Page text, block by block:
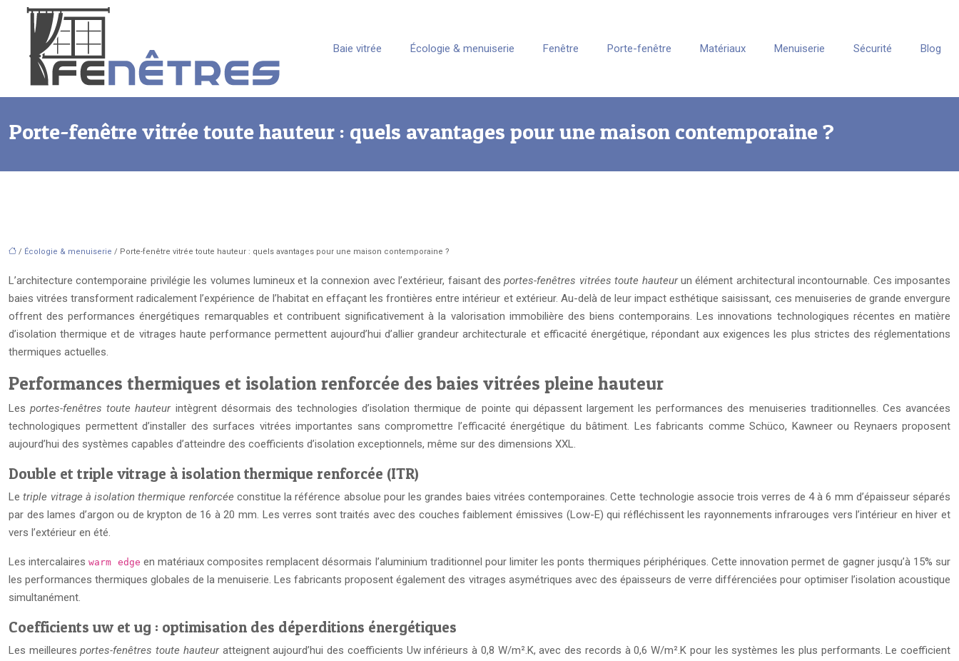
Baie vitrée Écologie & menuiserie Fenêtre Porte-fenêtre Matériaux Menuiserie Sécurité Blog
Porte-fenêtre vitrée toute hauteur : quels avantages pour une maison contemporaine ?
/ Écologie & menuiserie / Porte-fenêtre vitrée toute hauteur : quels avantages pour une maison contemporaine ?
L’architecture contemporaine privilégie les volumes lumineux et la connexion avec l’extérieur, faisant desportes-fenêtres vitrées toute hauteurun élément architectural incontournable. Ces imposantes
baies vitrées transforment radicalement l’expérience de l’habitat en effaçant les frontières entre intérieur et extérieur. Au-delà de leur impact esthétique saisissant, ces menuiseries de grande envergure
offrent des performances énergétiques remarquables et contribuent significativement à la valorisation immobilière des biens contemporains. Les innovations technologiques récentes en matière
d’isolation thermique et de vitrages haute performance permettent aujourd’hui d’allier grandeur architecturale et efficacité énergétique, répondant aux exigences les plus strictes des réglementations
thermiques actuelles.
Performances thermiques et isolation renforcée des baies vitrées pleine hauteur
Lesportes-fenêtres toute hauteurintègrent désormais des technologies d’isolation thermique de pointe qui dépassent largement les performances des menuiseries traditionnelles. Ces avancées
technologiques permettent d’installer des surfaces vitrées importantes sans compromettre l’efficacité énergétique du bâtiment. Les fabricants comme Schüco, Kawneer ou Reynaers proposent
aujourd’hui des systèmes capables d’atteindre des coefficients d’isolation exceptionnels, même sur des dimensions XXL.
Double et triple vitrage à isolation thermique renforcée (ITR)
Letriple vitrage à isolation thermique renforcée constitue la référence absolue pour les grandes baies vitrées contemporaines. Cette technologie associe trois verres de 4 à 6 mm d’épaisseur séparés
par des lames d’argon ou de krypton de 16 à 20 mm. Les verres sont traités avec des couches faiblement émissives (Low-E) qui réfléchissent les rayonnements infrarouges vers l’intérieur en hiver et
vers l’extérieur en été.
Les intercalaireswarm edge en matériaux composites remplacent désormais l’aluminium traditionnel pour limiter les ponts thermiques périphériques. Cette innovation permet de gagner jusqu’à 15% sur
les performances thermiques globales de la menuiserie. Les fabricants proposent également des vitrages asymétriques avec des épaisseurs de verre différenciées pour optimiser l’isolation acoustique
simultanément.
Coefficients uw et ug : optimisation des déperditions énergétiques
Les meilleuresportes-fenêtres toute hauteuratteignent aujourd’hui des coefficients Uw inférieurs à 0,8 W/m².K, avec des records à 0,6 W/m².K pour les systèmes les plus performants. Le coefficient